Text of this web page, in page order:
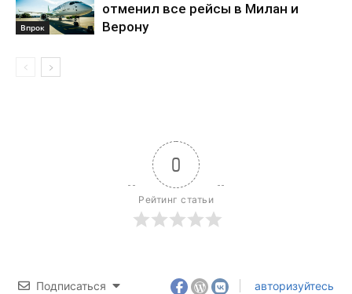
Впрок
отменил все рейсы в Милан и
Верону
0
Рейтинг статьи
Подписаться авторизуйтесь